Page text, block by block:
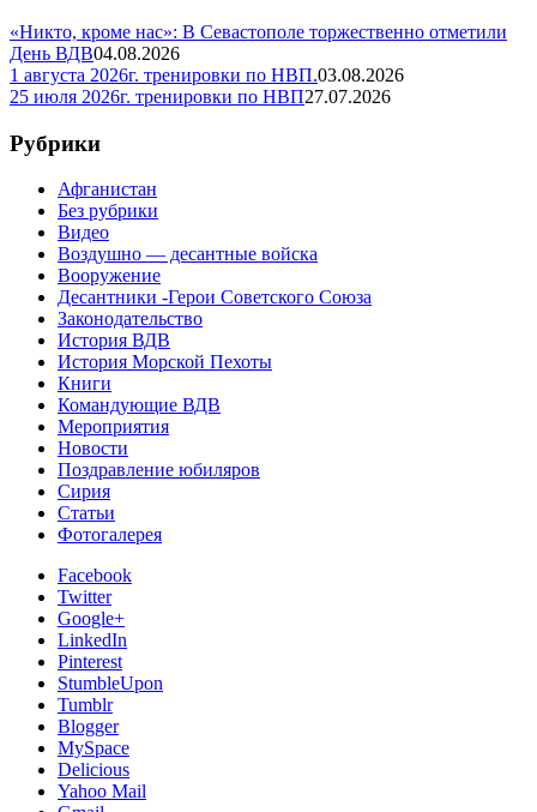
«Никто, кроме нас»: В Севастополе торжественно отметили
День ВДВ04.08.2026
1 августа 2026г. тренировки по НВП.03.08.2026
25 июля 2026г. тренировки по НВП27.07.2026
Рубрики
Афганистан
Без рубрики
Видео
Воздушно — десантные войска
Вооружение
Десантники -Герои Советского Союза
Законодательство
История ВДВ
История Морской Пехоты
Книги
Командующие ВДВ
Мероприятия
Новости
Поздравление юбиляров
Сирия
Статьи
Фотогалерея
Facebook
Twitter
Google+
LinkedIn
Pinterest
StumbleUpon
Tumblr
Blogger
MySpace
Delicious
Yahoo Mail